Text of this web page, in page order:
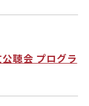
聴会 プログラ